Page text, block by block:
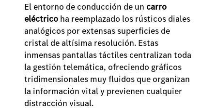
El entorno de conducción de un carro
eléctrico ha reemplazado los rústicos diales
analógicos por extensas superficies de
cristal de altísima resolución. Estas
inmensas pantallas táctiles centralizan toda
la gestión telemática, ofreciendo gráficos
tridimensionales muy fluidos que organizan
la información vital y previenen cualquier
distracción visual.